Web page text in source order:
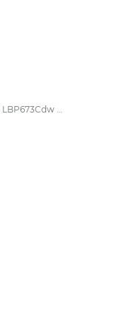
Canon i-SENSYS LBP673Cdw - Imprimantes couleur de bureau